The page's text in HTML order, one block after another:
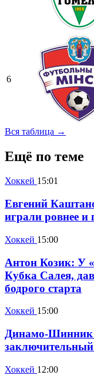
6
Вся таблица →
Ещё по теме
Хоккей 15:01
Евгений
играли ровнее и
Хоккей 15:00
Антон Козик: У
Кубка Салея,
бодрого старта
Хоккей 15:00
Динамо-Шинник
Хоккей 12:00